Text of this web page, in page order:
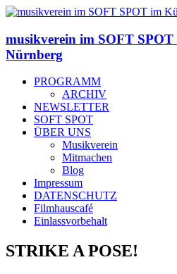
musikverein im SOFT
Nürnberg
PROGRAMM
ARCHIV
NEWSLETTER
SOFT SPOT
ÜBER UNS
Musikverein
Mitmachen
Blog
Impressum
DATENSCHUTZ
Filmhauscafé
Einlassvorbehalt
STRIKE A POSE!